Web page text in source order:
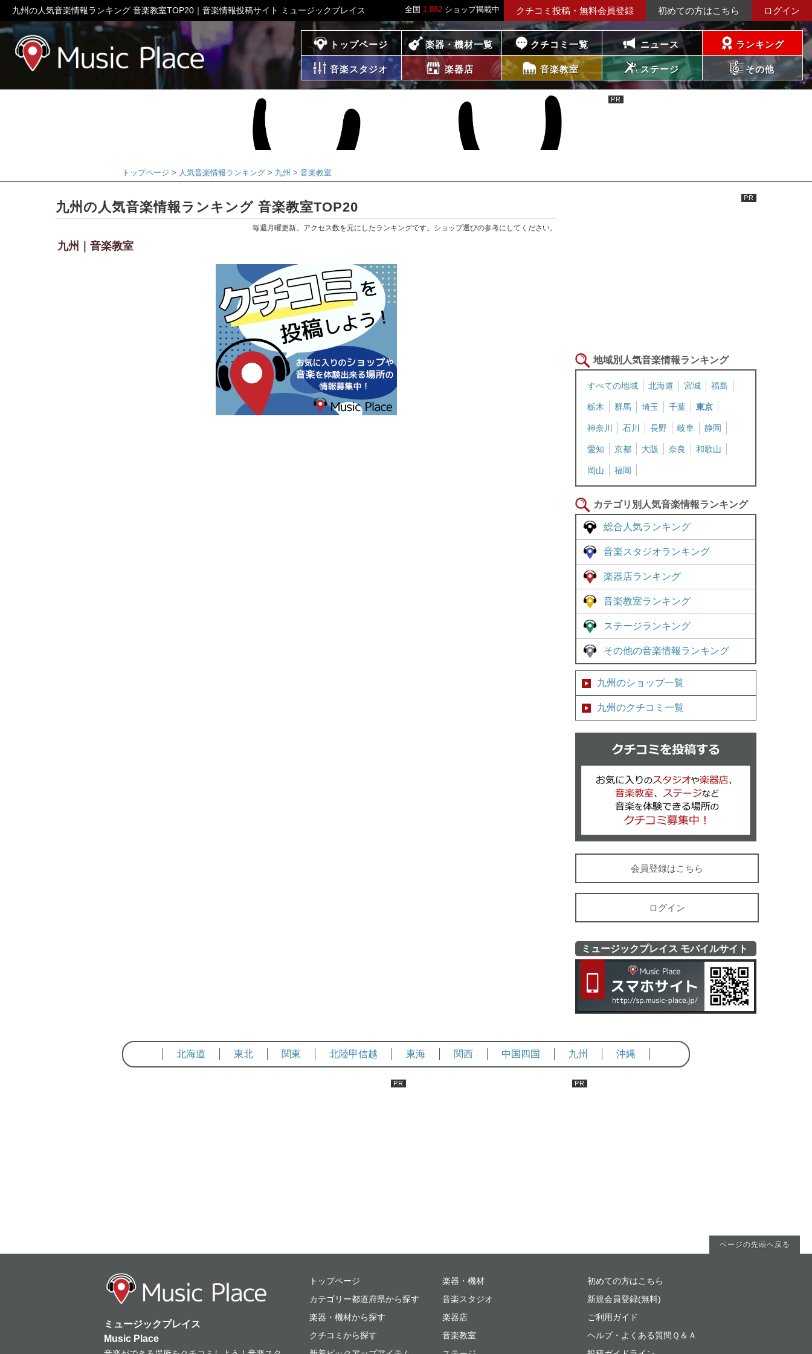
全国 1,892 ショップ掲載中 クチコミ投稿・無料会員登録 初めての方はこちら ログイン
九州の人気音楽情報ランキング 音楽教室TOP20｜音楽情報投稿サイト ミュージックプレイス
ミュージックプレイス トップページ 楽器・機材一覧 クチコミ一覧 ニュース ランキング
音楽スタジオ 楽器店 音楽教室 ステージ その他
トップページ 人気音楽情報ランキング 九州 音楽教室
九州の人気音楽情報ランキング 音楽教室TOP20
毎週月曜更新。アクセス数を元にしたランキングです。ショップ選びの参考にしてください。
九州｜音楽教室
地域別人気音楽情報ランキング
すべての地域 北海道 宮城 福島
栃木 群馬 埼玉 千葉 東京
神奈川 石川 長野 岐阜 静岡
愛知 京都 大阪 奈良 和歌山
岡山 福岡
カテゴリ別人気音楽情報ランキング
総合人気ランキング
音楽スタジオランキング
楽器店ランキング
音楽教室ランキング
ステージランキング
その他の音楽情報ランキング
九州のショップ一覧
九州のクチコミ一覧
会員登録はこちら
ログイン
ミュージックプレイス モバイルサイト
北海道 東北 関東 北陸甲信越 東海 関西 中国四国 九州 沖縄
ページの先頭へ戻る
ミュージックプレイス
ミュージックプレイス
Music Place
トップページ
カテゴリー都道府県から探す
楽器・機材から探す
クチコミから探す
楽器・機材
音楽スタジオ
楽器店
音楽教室
初めての方はこちら
新規会員登録(無料)
ご利用ガイド
ヘルプ・よくある質問Ｑ＆Ａ